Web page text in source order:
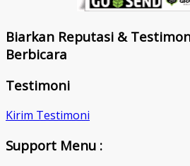
Biarkan Reputasi &
Berbicara
Testimoni
Kirim Testimoni
Support Menu :